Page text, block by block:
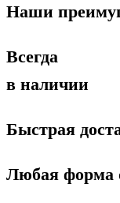
Наши
Всегда
в наличии
Быстрая
Любая форма